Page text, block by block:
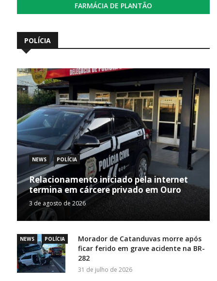
FARMÁCIA DE PLANTÃO
POLÍCIA
NEWS POLÍCIA
Relacionamento iniciado pela internet
termina em cárcere privado em Ouro
3 de agosto de 2026
NEWS POLÍCIA
Morador de Catanduvas morre após
ficar ferido em grave acidente na BR-
282
31 de julho de 2026